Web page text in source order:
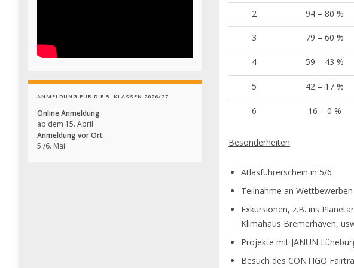
2 94 – 80 %
3 79 – 60 %
4 59 – 43 %
5 42 – 17 %
6 16 – 0 %
Besonderheiten:
Atlasführerschein in 5/6
Teilnahme an
Exkursionen, z.B. ins
Klimahaus Bremerhaven,
Projekte mit JANUN
Besuch des CONTIGO
ANMELDUNG FÜR DIE 5. KLASSEN 2026/27
Online Anmeldung
ab dem 15. April
Anmeldung vor Ort
5./6. Mai